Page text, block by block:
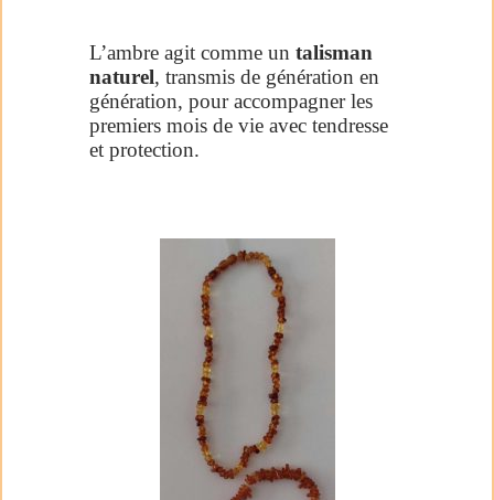
L’ambre agit comme un talisman
naturel, transmis de génération en
génération, pour accompagner les
premiers mois de vie avec tendresse
et protection.